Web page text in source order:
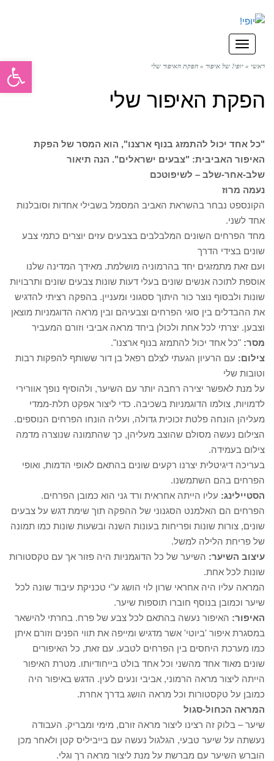
תפריט
ראשי » יופי! של איפור » הפקת האיפור שלי
הפקת האיפור שלי
"כל אחד יכול להתמזג בנוף ארצנו", הוא המסר של הפקת
האיפור האביבית: "צבעים ישראלים". הנה תיאור
שלב-אחר-שלב – לשיפוטכם
נעמה מרוז
הקונספט נבחר בהשראת האביב המסמל בשבילי אחדות וסובלנות
אחד לשני.
מחד הפרחים השונים המלבלבים בצבעים עזים יוצרים כתמי צבע
שונים בצידי הדרך
ועם זאת מתמזגים יחד בהרמוניה מושלמת. מאידך המדינה שלנו
אוספת לתוכה אנשים שונים בעלי דעות שונות צבעים שונים ותרבויות
שונות ולבסוף נוצר כור היתוך ססגוני ומעניין. בהפקה רציתי להדגיש
את ההבדלים בין סוגי הפרחים וצבעיהם ובין מראה הדוגמניות מוצאן
וצבען. יצרתי לכל אחת ולכולן ביחד מראה אביבי וזורם המעביר
מסר: "כל אחד יכול להתמזג בנוף ארצנו".
צילום: עם הרעיון הגעתי לצלם רפאל בן דור ששותף להפקות רבות
וטובות שלי
על מנת לאפשר יצירה רחבה יותר עם השיער, ולהוסיף נופך אוורירי
לדמויות, צולמו הדוגמניות בשכיבה. כדי ליצור אפקט תלת-ממדי
מעליהן הונחה פלטת זכוכית גדולה, ועליה הונחו הפרחים הנוספים.
הצילום נעשה מסולם שהוצב מעליהן, כך שהתמונה שנוצרה מדמה
צילום בעמידה.
בעריכה דיגיטלית יצרנו רקעים שונים בהתאם לאופי הדמות, ואופי
הפרחים בהם השתמשנו.
הסטיילינג: עליו הייתה אחראית ורד גני הוא כמובן הפרחים.
הפרחים הם האלמנט הסגנוני של ההפקה תוך שימת דגש על צבעים
שונים, צורות שונות ופריחות בעונות השנה ובשעות שונות כמו תמונה
של פריחת הלילה למשל.
עיצוב השיער: השיער של כל הדוגמניות היה פזור אך עם טקסטורות
שונות לכל אחת.
המראה עליו היה אחראי שרון לוי הושג ע"י טכניקת עיבוד שונה לכל
שיער וכמובן בנוסף חוברו תוספות שיער.
האיפור: האיפור נעשה בהתאם לכל צבע של פרח. בחרתי להישאר
במסגרת איפור 'ביוטי' אשר מדגיש ומייפה את תווי הפנים וזורם איתן
כמו מערכת היחסים בין הפרחים לטבע. עם זאת, כל האיפורים
שונים מאוד אחד מהשני וכל אחד בולט בייחודיותו. מטרת האיפור
הייתה ליצור מראה הרמוני, אביבי ונעים לעין. הדגש באיפור היה
כמובן על טקסטורות וכל מראה הושג בדרך אחרת.
המראה הכחול-סגול
שיער – בלוק זה רצינו ליצור מראה זורם, מימי ומבריק. העבודה
נעשתה על שיער טבעי, הגלגול נעשה עם בייביליס קטן ולאחר מכן
הוברש השיער עם מברשת על מנת ליצור מראה רך וגלי.
פתח